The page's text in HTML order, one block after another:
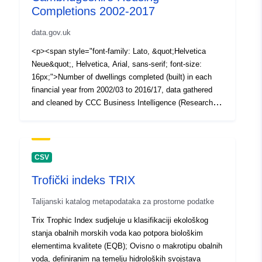
Completions 2002-2017
data.gov.uk
<p><span style="font-family: Lato, &quot;Helvetica
Neue&quot;, Helvetica, Arial, sans-serif; font-size:
16px;">Number of dwellings completed (built) in each
financial year from 2002/03 to 2016/17, data gathered
and cleaned by CCC Business Intelligence (Research)
land, affordable and density. This data supercedes data
published in previous years.</span></p>
CSV
Trofički indeks TRIX
Talijanski katalog metapodataka za prostorne podatke
Trix Trophic Index sudjeluje u klasifikaciji ekološkog
stanja obalnih morskih voda kao potpora biološkim
elementima kvalitete (EQB); Ovisno o makrotipu obalnih
voda, definiranim na temelju hidroloških svojstava